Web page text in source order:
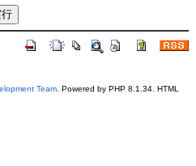
Team. Powered by PHP 8.1.34. HTML